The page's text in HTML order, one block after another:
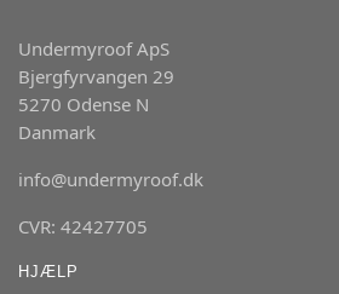
Undermyroof ApS
Bjergfyrvangen 29
5270 Odense N
Danmark
info@undermyroof.dk
CVR: 42427705
HJÆLP